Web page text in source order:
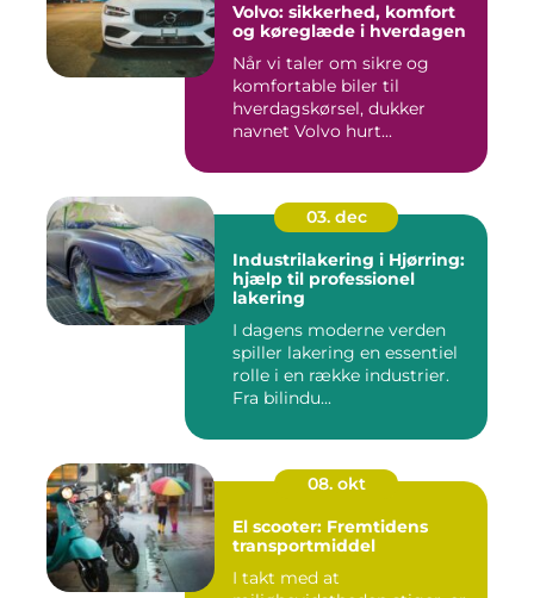
Volvo: sikkerhed, komfort
og køreglæde i hverdagen
Når vi taler om sikre og
komfortable biler til
hverdagskørsel, dukker
navnet Volvo hurt...
03. dec
Industrilakering i Hjørring:
hjælp til professionel
lakering
I dagens moderne verden
spiller lakering en essentiel
rolle i en række industrier.
Fra bilindu...
08. okt
El scooter: Fremtidens
transportmiddel
I takt med at